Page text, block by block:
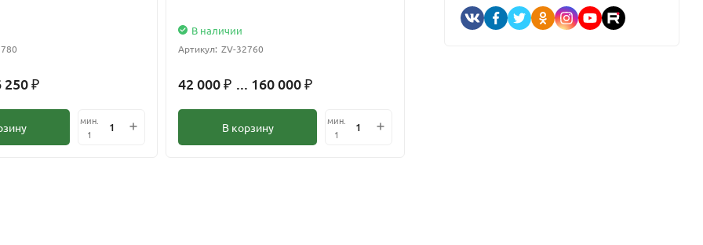
250 ₽
мин.
1
В наличии
Артикул: ZV-32760
42 000₽ ... 160 000₽
В корзину
мин.
1
В наличии